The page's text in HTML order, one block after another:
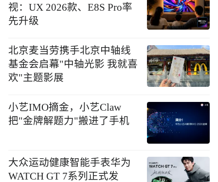
视：UX 2026款、E8S Pro率
先升级
北京麦当劳携手北京中轴线
基金会启幕"中轴光影 我就喜
欢"主题影展
小艺IMO摘金，小艺Claw
把"金牌解题力"搬进了手机
大众运动健康智能手表华为
WATCH GT 7系列正式发